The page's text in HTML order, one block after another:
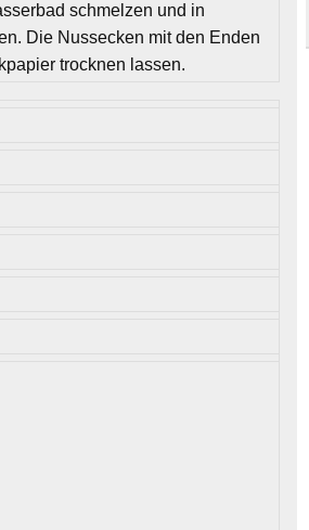
schmelzen und in
Die Nussecken mit den Enden
trocknen lassen.